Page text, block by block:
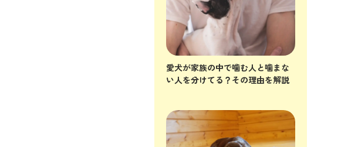
愛犬が家族の中で噛む人と噛まな
い人を分けてる？その理由を解説